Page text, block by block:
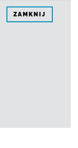
ZAMKNIJ